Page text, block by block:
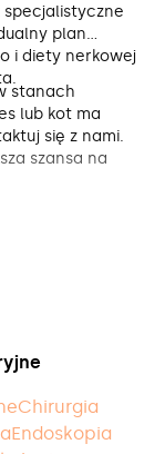
specjalistyczne
plan
i diety nerkowej
stanach
lub kot ma
się z nami.
szansa na
Chirurgia
Endoskopia